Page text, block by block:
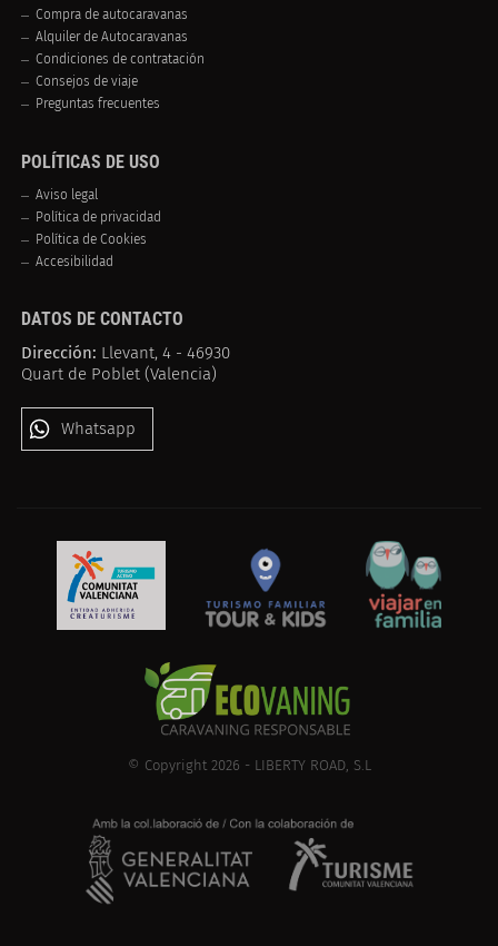
Compra de autocaravanas
Alquiler de Autocaravanas
Condiciones de contratación
Consejos de viaje
Preguntas frecuentes
POLÍTICAS DE USO
Aviso legal
Política de privacidad
Política de Cookies
Accesibilidad
DATOS DE CONTACTO
Dirección: Llevant, 4 - 46930
Quart de Poblet (Valencia)
Whatsapp
© Copyright 2026 - LIBERTY ROAD, S.L